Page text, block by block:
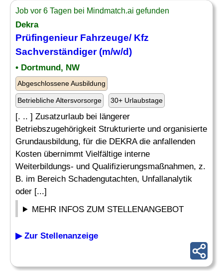
Job vor 6 Tagen bei Mindmatch.ai gefunden
Dekra
Prüfingenieur Fahrzeuge/ Kfz
Sachverständiger (m/w/d)
• Dortmund, NW
Abgeschlossene Ausbildung
Betriebliche Altersvorsorge 30+ Urlaubstage
[. .. ] Zusatzurlaub bei längerer
Betriebszugehörigkeit Strukturierte und organisierte
Grundausbildung, für die DEKRA die anfallenden
Kosten übernimmt Vielfältige interne
Weiterbildungs- und Qualifizierungsmaßnahmen, z.
B. im Bereich Schadengutachten, Unfallanalytik
oder [...]
MEHR INFOS ZUM STELLENANGEBOT
▶ Zur Stellenanzeige